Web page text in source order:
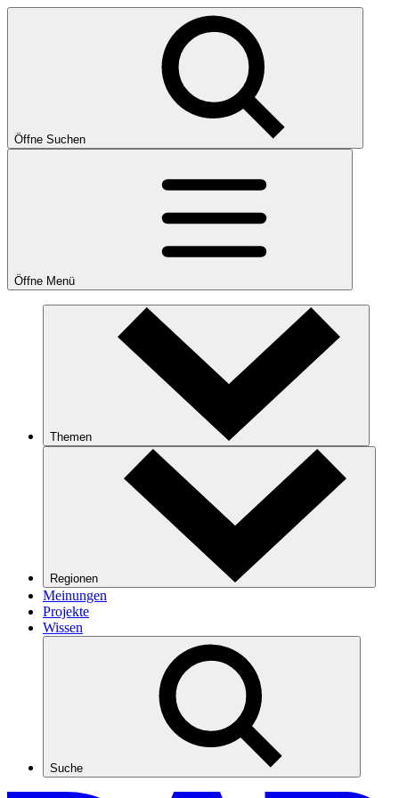
Öffne Suchen
Öffne Menü
Themen
Regionen
Meinungen
Projekte
Wissen
Suche